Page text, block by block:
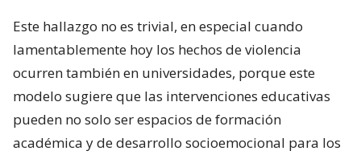
Este hallazgo no es trivial, en especial cuando
lamentablemente hoy los hechos de violencia
ocurren también en universidades, porque este
modelo sugiere que las intervenciones educativas
pueden no solo ser espacios de formación
académica y de desarrollo socioemocional para los